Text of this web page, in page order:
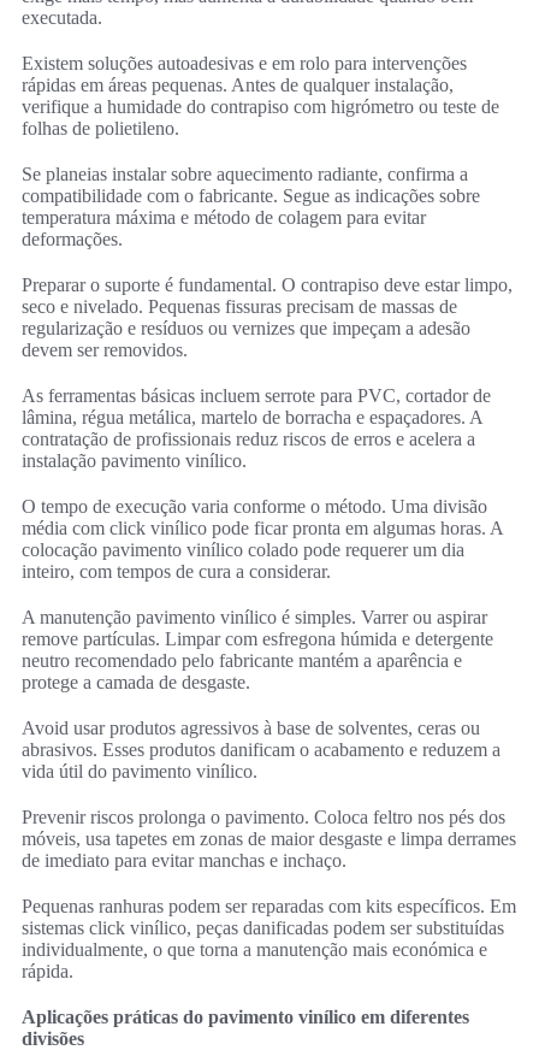
executada.
Existem soluções autoadesivas e em rolo para intervenções
rápidas em áreas pequenas. Antes de qualquer instalação,
verifique a humidade do contrapiso com higrómetro ou teste de
folhas de polietileno.
Se planeias instalar sobre aquecimento radiante, confirma a
compatibilidade com o fabricante. Segue as indicações sobre
temperatura máxima e método de colagem para evitar
deformações.
Preparar o suporte é fundamental. O contrapiso deve estar limpo,
seco e nivelado. Pequenas fissuras precisam de massas de
regularização e resíduos ou vernizes que impeçam a adesão
devem ser removidos.
As ferramentas básicas incluem serrote para PVC, cortador de
lâmina, régua metálica, martelo de borracha e espaçadores. A
contratação de profissionais reduz riscos de erros e acelera a
instalação pavimento vinílico.
O tempo de execução varia conforme o método. Uma divisão
média com click vinílico pode ficar pronta em algumas horas. A
colocação pavimento vinílico colado pode requerer um dia
inteiro, com tempos de cura a considerar.
A manutenção pavimento vinílico é simples. Varrer ou aspirar
remove partículas. Limpar com esfregona húmida e detergente
neutro recomendado pelo fabricante mantém a aparência e
protege a camada de desgaste.
Avoid usar produtos agressivos à base de solventes, ceras ou
abrasivos. Esses produtos danificam o acabamento e reduzem a
vida útil do pavimento vinílico.
Prevenir riscos prolonga o pavimento. Coloca feltro nos pés dos
móveis, usa tapetes em zonas de maior desgaste e limpa derrames
de imediato para evitar manchas e inchaço.
Pequenas ranhuras podem ser reparadas com kits específicos. Em
sistemas click vinílico, peças danificadas podem ser substituídas
individualmente, o que torna a manutenção mais económica e
rápida.
Aplicações práticas do pavimento vinílico em diferentes
divisões